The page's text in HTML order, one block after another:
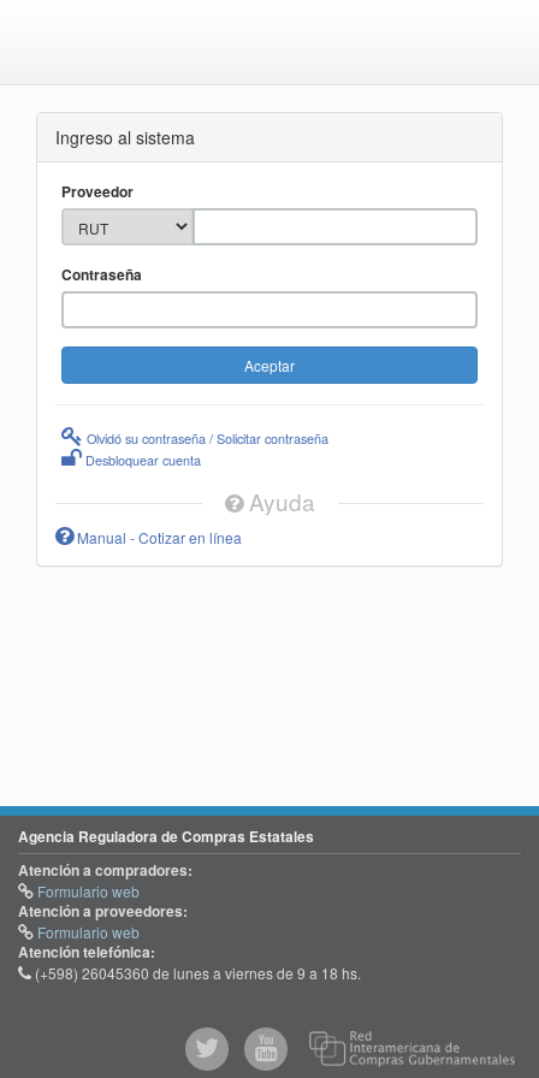
Ingreso al sistema
Proveedor
Contraseña
Olvidó su contraseña / Solicitar contraseña
Desbloquear cuenta
Ayuda
Manual - Cotizar en línea
Agencia Reguladora de Compras Estatales
Atención a compradores:
Formulario web
Atención a proveedores:
Formulario web
Atención telefónica:
(+598) 26045360 de lunes a viernes de 9 a 18 hs.
@comprasgubuy
ACCE